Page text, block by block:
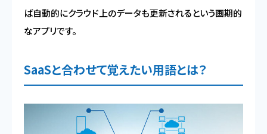
ば自動的にクラウド上のデータも更新されるという画期的
なアプリです。
SaaSと合わせて覚えたい用語とは？